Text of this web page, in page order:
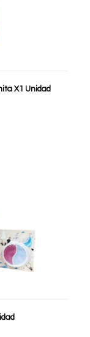
X1 Unidad